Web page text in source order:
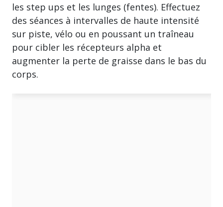
les step ups et les lunges (fentes). Effectuez
des séances à intervalles de haute intensité
sur piste, vélo ou en poussant un traîneau
pour cibler les récepteurs alpha et
augmenter la perte de graisse dans le bas du
corps.